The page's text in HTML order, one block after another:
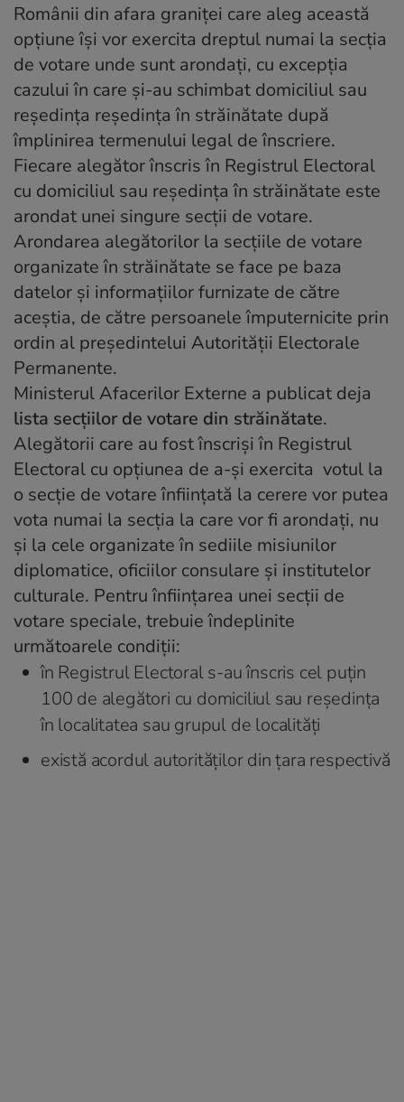
Românii din afara graniţei care aleg această
opţiune îşi vor exercita dreptul numai la secţia
de votare unde sunt arondaţi, cu excepţia
cazului în care şi-au schimbat domiciliul sau
reşedinţa reședinţa în străinătate după
împlinirea termenului legal de înscriere.
Fiecare alegător înscris în Registrul Electoral
cu domiciliul sau reşedinţa în străinătate este
arondat unei singure secţii de votare.
Arondarea alegătorilor la secţiile de votare
organizate în străinătate se face pe baza
datelor şi informaţiilor furnizate de către
aceștia, de către persoanele împuternicite prin
ordin al președintelui Autorităţii Electorale
Permanente.
Ministerul Afacerilor Externe a publicat deja
lista secţiilor de votare din străinătate.
Alegătorii care au fost înscrişi în Registrul
Electoral cu opţiunea de a-şi exercita votul la
o secţie de votare înfiinţată la cerere vor putea
vota numai la secţia la care vor fi arondaţi, nu
şi la cele organizate în sediile misiunilor
diplomatice, oficiilor consulare şi institutelor
culturale. Pentru înfiinţarea unei secţii de
votare speciale, trebuie îndeplinite
următoarele condiţii:
în Registrul Electoral s-au înscris cel puţin
100 de alegători cu domiciliul sau reşedinţa
în localitatea sau grupul de localităţi
există acordul autorităţilor din ţara respectivă